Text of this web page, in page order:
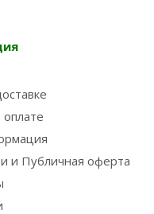
и Публичная оферта